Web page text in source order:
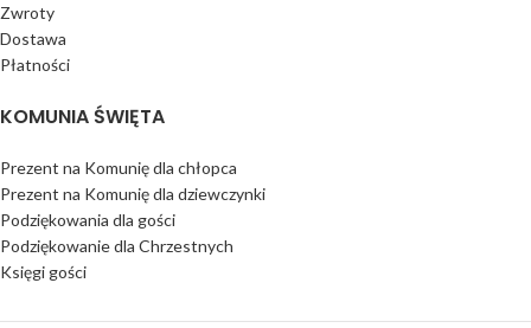
Zwroty
Dostawa
Płatności
KOMUNIA ŚWIĘTA
Prezent na Komunię dla chłopca
Prezent na Komunię dla dziewczynki
Podziękowania dla gości
Podziękowanie dla Chrzestnych
Księgi gości